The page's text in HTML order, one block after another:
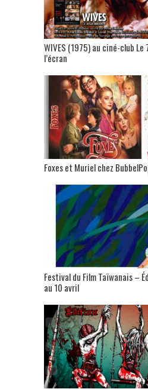
WIVES (1975) au ciné-club
l’écran
Foxes et Muriel chez
Festival du Film Taïwanais –
au 10 avril